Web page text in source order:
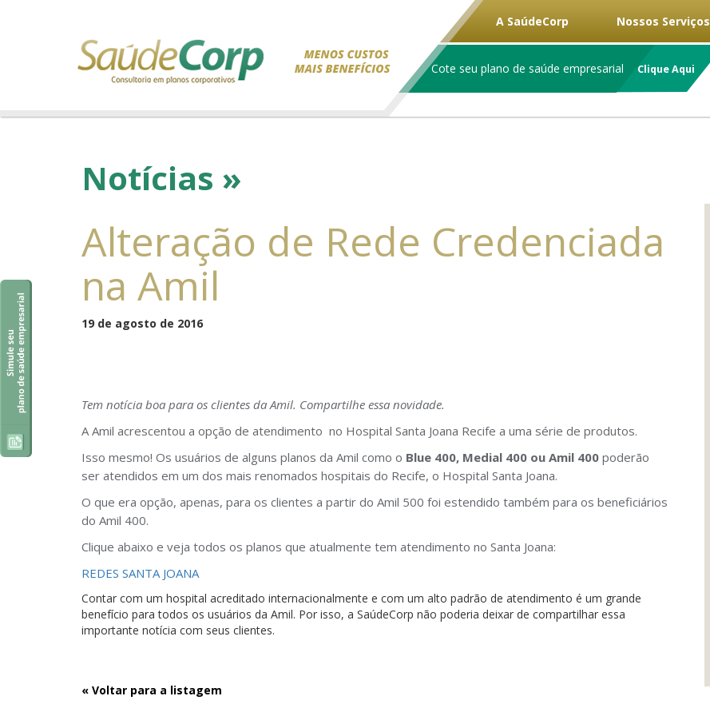
A SaúdeCorp Nossos Serviços
Cote seu plano de saúde empresarial Clique Aqui
Notícias »
Alteração de Rede Credenciada
na Amil
19 de agosto de 2016
Tem notícia boa para os clientes da Amil. Compartilhe essa novidade.
A Amil acrescentou a opção de atendimento no Hospital Santa Joana Recife a uma série de produtos.
Isso mesmo! Os usuários de alguns planos da Amil como o Blue 400, Medial 400 ou Amil 400 poderão
ser atendidos em um dos mais renomados hospitais do Recife, o Hospital Santa Joana.
O que era opção, apenas, para os clientes a partir do Amil 500 foi estendido também para os beneficiários
do Amil 400.
Clique abaixo e veja todos os planos que atualmente tem atendimento no Santa Joana:
REDES SANTA JOANA
Contar com um hospital acreditado internacionalmente e com um alto padrão de atendimento é um grande
benefício para todos os usuários da Amil. Por isso, a SaúdeCorp não poderia deixar de compartilhar essa
importante notícia com seus clientes.
« Voltar para a listagem